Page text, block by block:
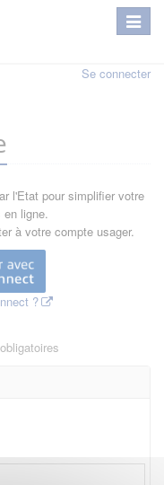
Se connecter
l'Etat pour simplifier votre
ligne.
à votre compte usager.
?